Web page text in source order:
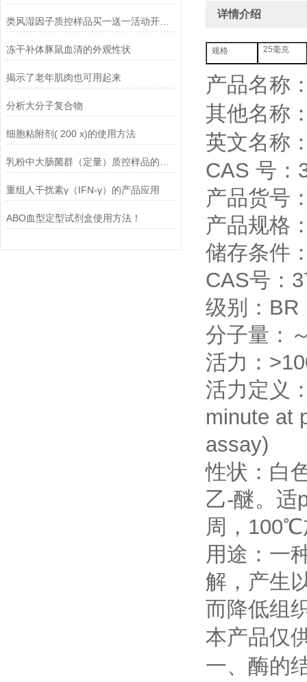
类风湿因子质控样品买一送一活动开始啦
冻干补体豚鼠血清的外观性状
揭示了老年肌肉也可用起来
分析大分子复合物
细胞粘附剂( 200 x)的使用方法
重组人干扰素γ（IFN-γ）的产品应用
ABO血型定型试剂盒使用方法！
详情介绍
规格 25毫克
产品名称
其他名称
英文名称
CAS 号：
产品货号
产品规格
储存条件
CAS号：
级别：BR
分子量：
活力：
活力定义
minute at
assay)
性状：白
乙-醚。适
周，100℃
用途：一
解，产生
而降低组
本产品仅
一、酶的